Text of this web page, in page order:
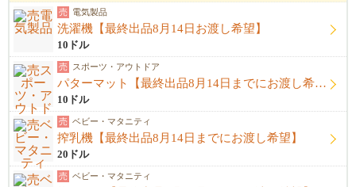
売 電気製品
洗濯機【最終出品8月14日お渡し希望】
10ドル
売 スポーツ・アウトドア
パターマット【最終出品8月14日までにお渡し希望】
10ドル
売 ベビー・マタニティ
搾乳機【最終出品8月14日までにお渡し希望】
20ドル
売 ベビー・マタニティ